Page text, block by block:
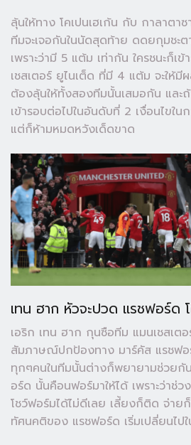
ลุ้นให้ทาง โคเปนเฮเก้น กับ กาลาตา
ทีมจะเจอกันในนัดสุดท้าย ดดยกุมชะ
เพราะว่ามี 5 แต้ม เท่ากัน ใครชนะก็เ
เชสเตอร์ ยูไนเต็ด ที่มี 4 แต้ม จะให้มี
ต้องลุ้นให้ทั้งสองทีมนั้นเสมอกัน และถ้
เข้ารอบต่อไปในอันดับที่ 2 เงื่อนไขใน
แต่ก็ห้ามหมดหวังเด็ดขาด
เทน ฮาก หัวจะปวด แรชฟอร์ด
เอริก เทน ฮาก กุนซือทีม แมนเชสเต
สัมภาษณ์ปกป้องทาง มาร์คัส แรชฟ
ทุกๆคนในทีมนั้นต่างก็พยายามช่วยกั
อร์ด นั้นคือนฟอร์มาให้ได้ เพราะว่าช่
โชว์ฟอร์มได้ไม่ดีเลย เลี้ยงก็ติด จ่า
ทัศนคติของ แรชฟอร์ด เริ่มเปลี่ยนไ